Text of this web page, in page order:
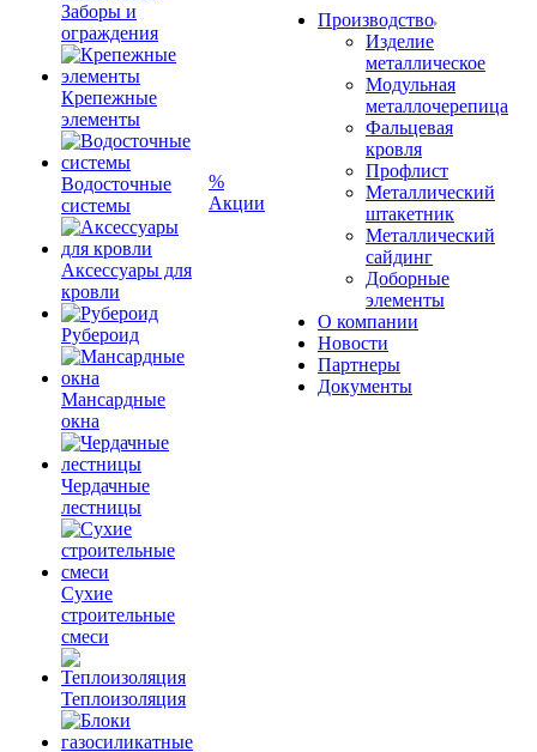
Заборы и
ограждения
Крепежные
элементы
Водосточные
системы
Аксессуары для
кровли
Рубероид
Мансардные
окна
Чердачные
лестницы
Сухие
строительные
смеси
Теплоизоляция
%
Акции
Производство
Изделие
металлическое
Модульная
металлочерепица
Фальцевая
кровля
Профлист
Металлический
штакетник
Металлический
сайдинг
Доборные
элементы
О компании
Новости
Партнеры
Документы